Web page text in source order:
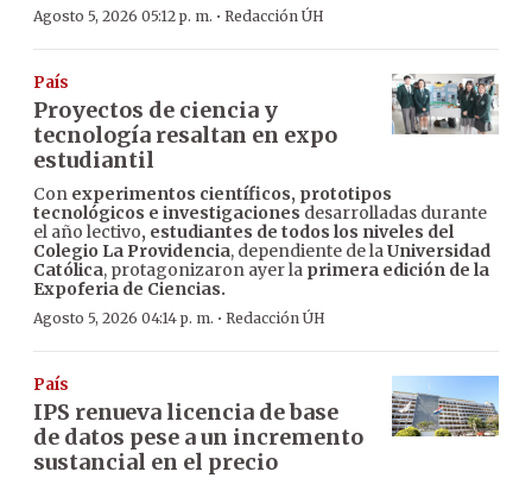
Agosto 5, 2026 05:12 p. m. · Redacción ÚH
País
Proyectos de ciencia y
tecnología resaltan en expo
estudiantil
Con experimentos científicos, prototipos
tecnológicos e investigaciones desarrolladas durante
el año lectivo, estudiantes de todos los niveles del
Colegio La Providencia, dependiente de laUniversidad
Católica, protagonizaron ayer la primera edición de la
Expoferia de Ciencias.
Agosto 5, 2026 04:14 p. m. · Redacción ÚH
País
IPS renueva licencia de base
de datos pese a un incremento
sustancial en el precio